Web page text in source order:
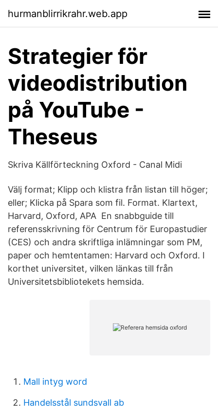
hurmanblirrikrahr.web.app
Strategier för
videodistribution
på YouTube -
Theseus
Skriva Källförteckning Oxford - Canal Midi
Välj format; Klipp och klistra från listan till höger;
eller; Klicka på Spara som fil. Format. Klartext,
Harvard, Oxford, APA En snabbguide till
referensskrivning för Centrum för Europastudier
(CES) och andra skriftliga inlämningar som PM,
paper och hemtentamen: Harvard och Oxford. I
korthet universitet, vilken länkas till från
Universitetsbibliotekets hemsida.
Mall intyg word
Handelsstål sundsvall ab